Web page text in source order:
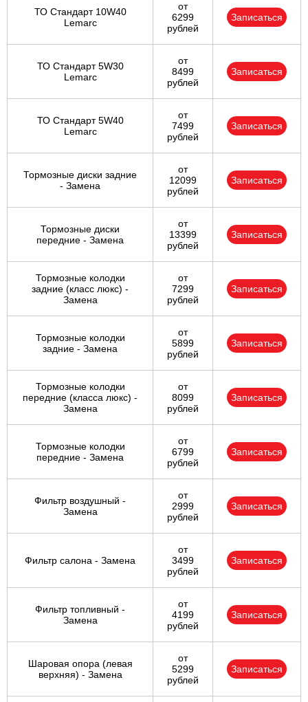
ТО Стандарт 10W40
Lemarc
от
6299
рублей
Записаться
ТО Стандарт 5W30
Lemarc
от
8499
рублей
Записаться
ТО Стандарт 5W40
Lemarc
от
7499
рублей
Записаться
Тормозные диски задние
- Замена
от
12099
рублей
Записаться
Тормозные диски
передние - Замена
от
13399
рублей
Записаться
Тормозные колодки
задние (класс люкс) -
Замена
от
7299
рублей
Записаться
Тормозные колодки
задние - Замена
от
5899
рублей
Записаться
Тормозные колодки
передние (класса люкс) -
Замена
от
8099
рублей
Записаться
Тормозные колодки
передние - Замена
от
6799
рублей
Записаться
Фильтр воздушный -
Замена
от
2999
рублей
Записаться
Фильтр салона - Замена
от
3499
рублей
Записаться
Фильтр топливный -
Замена
от
4199
рублей
Записаться
Шаровая опора (левая
верхняя) - Замена
от
5299
рублей
Записаться